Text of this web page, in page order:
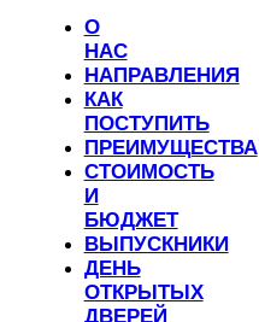
О
НАС
НАПРАВЛЕНИЯ
КАК
ПОСТУПИТЬ
ПРЕИМУЩЕСТВА
СТОИМОСТЬ
И
БЮДЖЕТ
ВЫПУСКНИКИ
ДЕНЬ
ОТКРЫТЫХ
ДВЕРЕЙ